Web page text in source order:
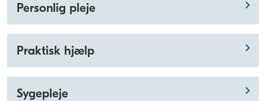
Personlig pleje
Praktisk hjælp
Sygepleje